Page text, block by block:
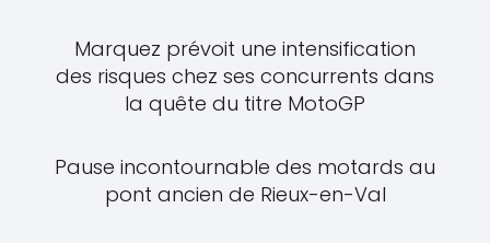
Marquez prévoit une intensification
des risques chez ses concurrents dans
la quête du titre MotoGP
Pause incontournable des motards au
pont ancien de Rieux-en-Val